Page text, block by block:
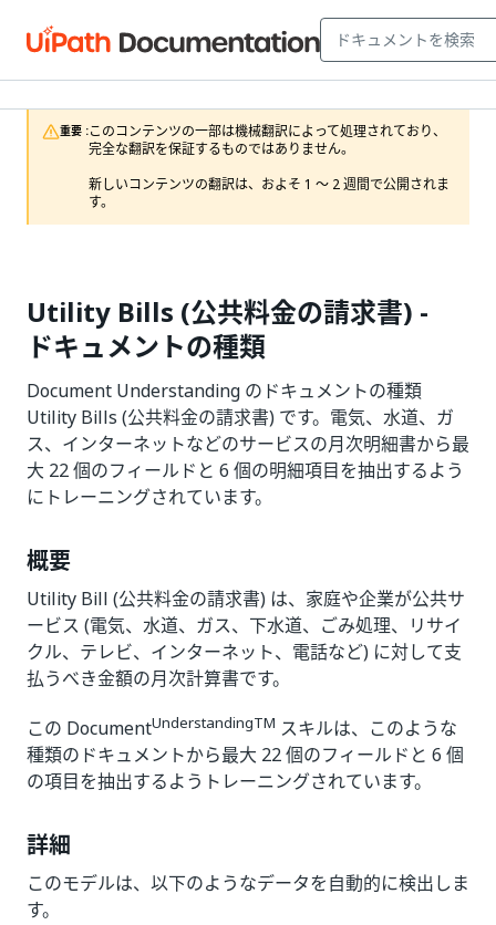
重要 :このコンテンツの一部は機械翻訳によって処理されており、
完全な翻訳を保証するものではありません。
新しいコンテンツの翻訳は、およそ 1 ～ 2 週間で公開されま
す。
Utility Bills (公共料金の請求書) -
ドキュメントの種類
Document Understanding のドキュメントの種類
Utility Bills (公共料金の請求書) です。電気、水道、ガ
ス、インターネットなどのサービスの月次明細書から最
大 22 個のフィールドと 6 個の明細項目を抽出するよう
にトレーニングされています。
概要
Utility Bill (公共料金の請求書) は、家庭や企業が公共サ
ービス (電気、水道、ガス、下水道、ごみ処理、リサイ
クル、テレビ、インターネット、電話など) に対して支
払うべき金額の月次計算書です。
この DocumentUnderstandingTM スキルは、このような
種類のドキュメントから最大 22 個のフィールドと 6 個
の項目を抽出するようトレーニングされています。
詳細
このモデルは、以下のようなデータを自動的に検出しま
す。